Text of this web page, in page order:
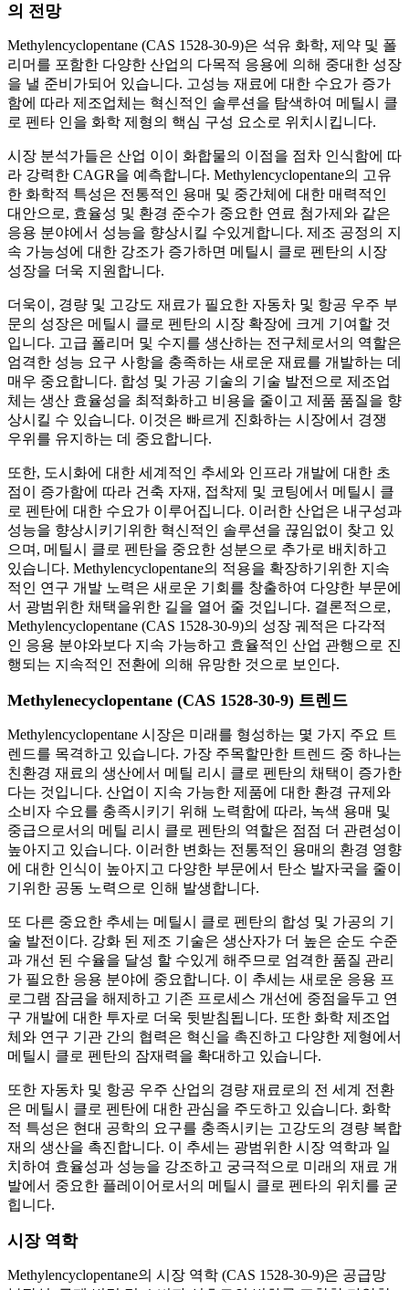
의 전망
Methylencyclopentane (CAS 1528-30-9)은 석유 화학, 제약 및 폴
리머를 포함한 다양한 산업의 다목적 응용에 의해 중대한 성장
을 낼 준비가되어 있습니다. 고성능 재료에 대한 수요가 증가
함에 따라 제조업체는 혁신적인 솔루션을 탐색하여 메틸시 클
로 펜타 인을 화학 제형의 핵심 구성 요소로 위치시킵니다.
시장 분석가들은 산업 이이 화합물의 이점을 점차 인식함에 따
라 강력한 CAGR을 예측합니다. Methylencyclopentane의 고유
한 화학적 특성은 전통적인 용매 및 중간체에 대한 매력적인
대안으로, 효율성 및 환경 준수가 중요한 연료 첨가제와 같은
응용 분야에서 성능을 향상시킬 수있게합니다. 제조 공정의 지
속 가능성에 대한 강조가 증가하면 메틸시 클로 펜탄의 시장
성장을 더욱 지원합니다.
더욱이, 경량 및 고강도 재료가 필요한 자동차 및 항공 우주 부
문의 성장은 메틸시 클로 펜탄의 시장 확장에 크게 기여할 것
입니다. 고급 폴리머 및 수지를 생산하는 전구체로서의 역할은
엄격한 성능 요구 사항을 충족하는 새로운 재료를 개발하는 데
매우 중요합니다. 합성 및 가공 기술의 기술 발전으로 제조업
체는 생산 효율성을 최적화하고 비용을 줄이고 제품 품질을 향
상시킬 수 있습니다. 이것은 빠르게 진화하는 시장에서 경쟁
우위를 유지하는 데 중요합니다.
또한, 도시화에 대한 세계적인 추세와 인프라 개발에 대한 초
점이 증가함에 따라 건축 자재, 접착제 및 코팅에서 메틸시 클
로 펜탄에 대한 수요가 이루어집니다. 이러한 산업은 내구성과
성능을 향상시키기위한 혁신적인 솔루션을 끊임없이 찾고 있
으며, 메틸시 클로 펜탄을 중요한 성분으로 추가로 배치하고
있습니다. Methylencyclopentane의 적용을 확장하기위한 지속
적인 연구 개발 노력은 새로운 기회를 창출하여 다양한 부문에
서 광범위한 채택을위한 길을 열어 줄 것입니다. 결론적으로,
Methylencyclopentane (CAS 1528-30-9)의 성장 궤적은 다각적
인 응용 분야와보다 지속 가능하고 효율적인 산업 관행으로 진
행되는 지속적인 전환에 의해 유망한 것으로 보인다.
Methylenecyclopentane (CAS 1528-30-9) 트렌드
Methylencyclopentane 시장은 미래를 형성하는 몇 가지 주요 트
렌드를 목격하고 있습니다. 가장 주목할만한 트렌드 중 하나는
친환경 재료의 생산에서 메틸 리시 클로 펜탄의 채택이 증가한
다는 것입니다. 산업이 지속 가능한 제품에 대한 환경 규제와
소비자 수요를 충족시키기 위해 노력함에 따라, 녹색 용매 및
중급으로서의 메틸 리시 클로 펜탄의 역할은 점점 더 관련성이
높아지고 있습니다. 이러한 변화는 전통적인 용매의 환경 영향
에 대한 인식이 높아지고 다양한 부문에서 탄소 발자국을 줄이
기위한 공동 노력으로 인해 발생합니다.
또 다른 중요한 추세는 메틸시 클로 펜탄의 합성 및 가공의 기
술 발전이다. 강화 된 제조 기술은 생산자가 더 높은 순도 수준
과 개선 된 수율을 달성 할 수있게 해주므로 엄격한 품질 관리
가 필요한 응용 분야에 중요합니다. 이 추세는 새로운 응용 프
로그램 잠금을 해제하고 기존 프로세스 개선에 중점을두고 연
구 개발에 대한 투자로 더욱 뒷받침됩니다. 또한 화학 제조업
체와 연구 기관 간의 협력은 혁신을 촉진하고 다양한 제형에서
메틸시 클로 펜탄의 잠재력을 확대하고 있습니다.
또한 자동차 및 항공 우주 산업의 경량 재료로의 전 세계 전환
은 메틸시 클로 펜탄에 대한 관심을 주도하고 있습니다. 화학
적 특성은 현대 공학의 요구를 충족시키는 고강도의 경량 복합
재의 생산을 촉진합니다. 이 추세는 광범위한 시장 역학과 일
치하여 효율성과 성능을 강조하고 궁극적으로 미래의 재료 개
발에서 중요한 플레이어로서의 메틸시 클로 펜타의 위치를 ​​굳
힙니다.
시장 역학
Methylencyclopentane의 시장 역학 (CAS 1528-30-9)은 공급망